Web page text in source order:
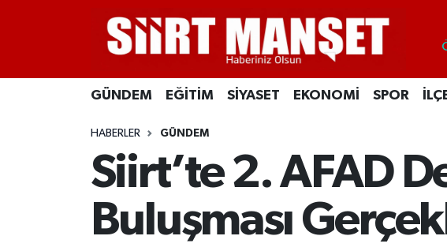
GÜNDEM EĞİTİM SİYASET EKONOMİ SPOR
HABERLER GÜNDEM
Siirt’te 2. AFAD
Buluşması
SİYASET
EKONOMİ
Siirt Nöbetçi Eczaneler
Siirt Hava Durumu
Siirt Namaz Vakitleri
Siirt Trafik Yoğunluk Haritası
Süper Lig Puan Durumu ve Fikstür